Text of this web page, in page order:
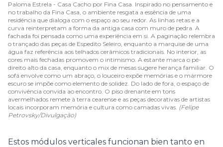
Paloma Estrela - Casa Cacho por Fina Casa. Inspirado no pensamento e
no trabalho da Fina Casa, o ambiente resgata a essência de uma
residência que dialoga com o espaço ao seu redor. As linhas retas e a
curva reinterpretam a forma da antiga casa com muro de pedra. A
fachada foi pensada como uma experiência em si. A paginação relembra
o trançado das peças de Espedito Seleiro, enquanto a marquise de uma
água faz referência aos telhados cerâmicos tradicionais. No interior, as
cores mais fechadas promovem o intimismo. A estante marca o pé-
direito alto da casa, enquanto o mix de mesas sugere herança familiar. O
sofá envolve como um abraço, o louceiro expõe memórias e o mármore
escuro se impõe como elemento de solidez. Do lado de fora, o espaço de
convivência convida ao encontro. O piso drenante em tons
avermelhados remete à terra cearense e as peças decorativas de artistas
locais incorporam memória e cultura como camadas vivas. (Felipe
Petrovsky/Divulgação)
Estos módulos verticales funcionan bien tanto en